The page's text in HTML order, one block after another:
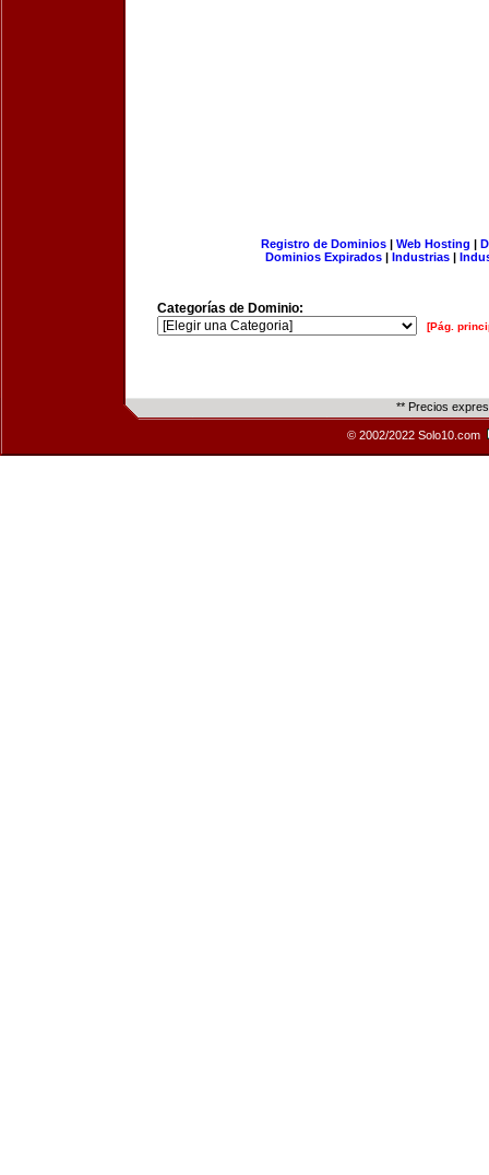
Registro de Dominios| Web Hosting |
Dominios Expirados | Industrias |
Categorías de Dominio:
[Pág.
** Precios
© 2002/2022 Solo10.com